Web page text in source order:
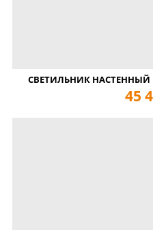
СВЕТИЛЬНИК НАСТЕННЫЙ
45